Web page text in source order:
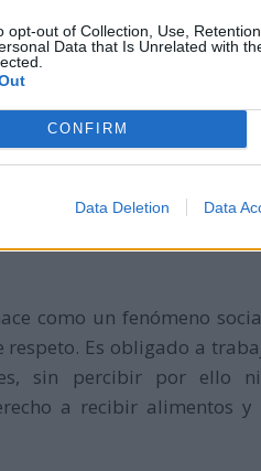
opt-out of Collection, Use,
Data that Is Unrelated with
CONFIRM
Data Deletion Data
como un fenómeno
Es obligado a
sin percibir por ello
a recibir alimentos